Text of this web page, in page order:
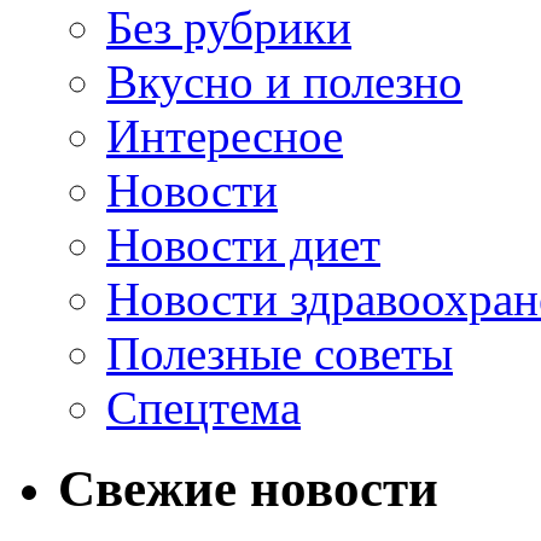
Без рубрики
Вкусно и полезно
Интересное
Новости
Новости диет
Новости
Полезные советы
Спецтема
Свежие новости